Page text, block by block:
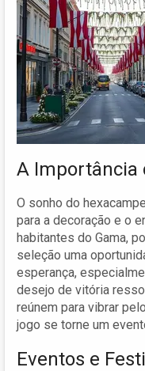
A Importância
O sonho do
para a decoração e o
habitantes do Gama,
seleção uma
esperança,
desejo de vitória
reúnem para vibrar
jogo se torne um
Eventos e